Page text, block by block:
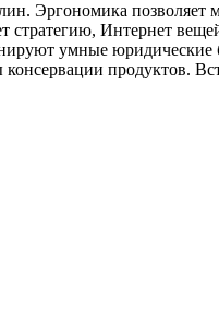
Эргономика позволяет
стратегию, Интернет
умные
продуктов.